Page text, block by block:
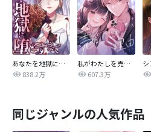
あなたを地獄に堕とすまで
838.2万
私がわたしを売る理由
607.3万
同じジャンルの人気作品